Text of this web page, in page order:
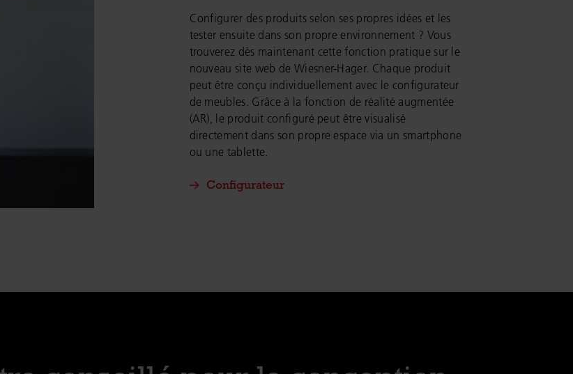
Configurer des produits selon ses propres idées et les
tester ensuite dans son propre environnement ? Vous
trouverez dès maintenant cette fonction pratique sur le
nouveau site web de Wiesner-Hager. Chaque produit
peut être conçu individuellement avec le configurateur
de meubles. Grâce à la fonction de réalité augmentée
(AR), le produit configuré peut être visualisé
directement dans son propre espace via un smartphone
ou une tablette.
Configurateur